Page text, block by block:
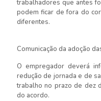
trabalhadores que antes
podem ficar de fora do
diferentes.
Comunicação da adoção
O empregador deverá
redução de jornada e de
trabalho no prazo de dez
do acordo.